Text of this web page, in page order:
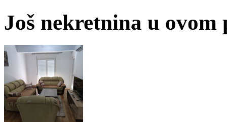
Još nekretnina u ovom